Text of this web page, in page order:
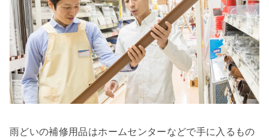
雨どいの補修用品はホームセンターなどで手に入るもの